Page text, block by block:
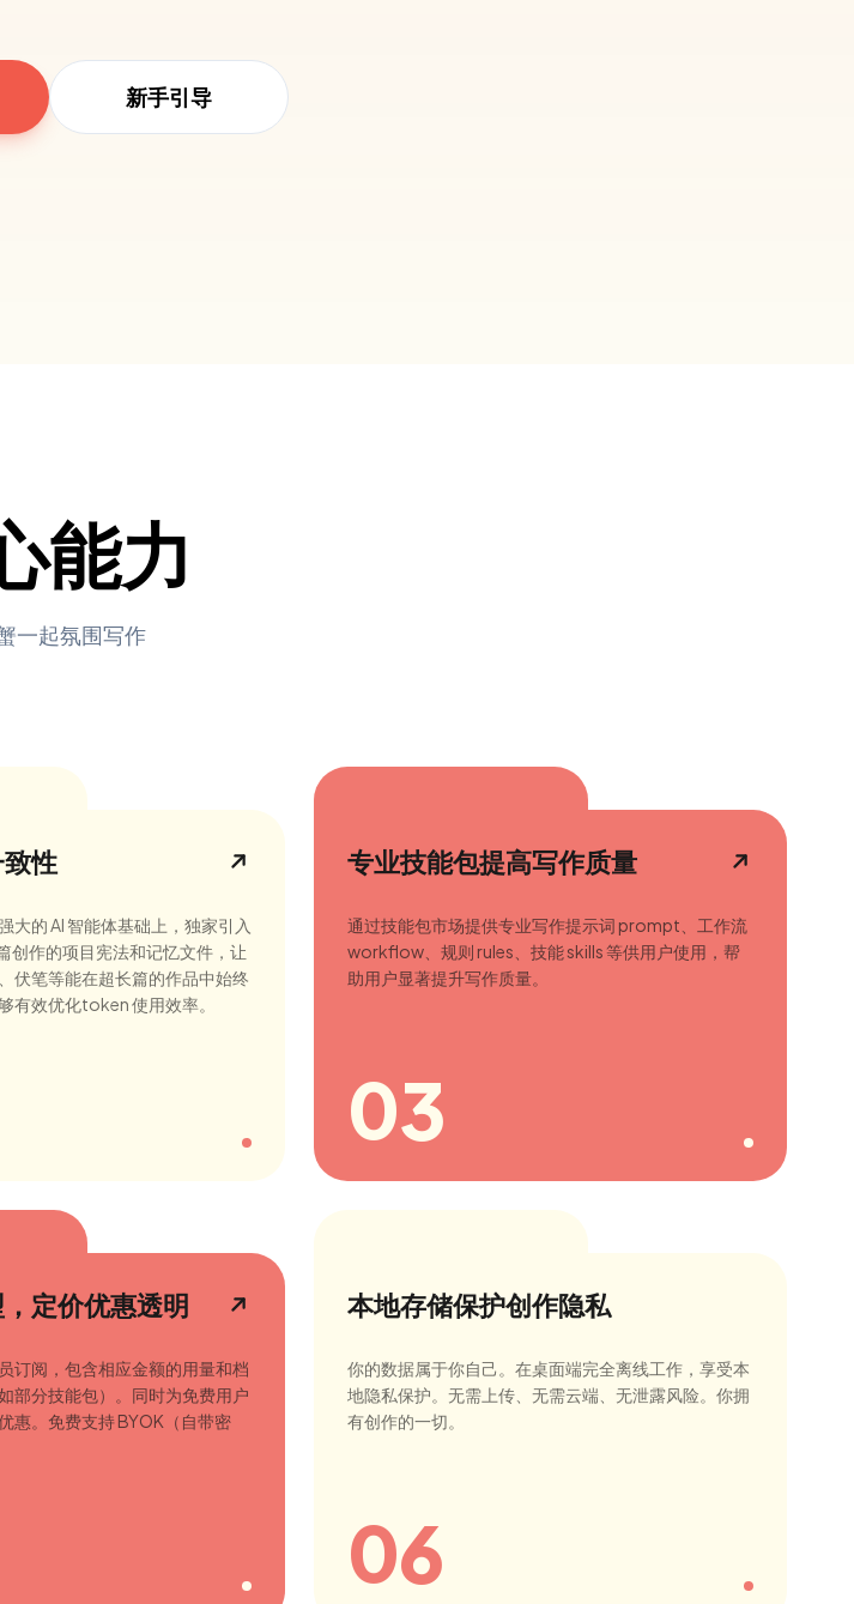
新手引导
能力
一起氛围写作
性
大的 AI 智能体基础上，独家引入
创作的项目宪法和记忆文件，让
伏笔等能在超长篇的作品中始终
有效优化token 使用效率。
专业技能包提高写作质量
通过技能包市场提供专业写作提示词 prompt、工作流
workflow、规则 rules、技能 skills 等供用户使用，帮
助用户显著提升写作质量。
03
定价优惠透明
订阅，包含相应金额的用量和档
部分技能包）。同时为免费用户
惠。免费支持 BYOK（自带密
本地存储保护创作隐私
你的数据属于你自己。在桌面端完全离线工作，享受本
地隐私保护。无需上传、无需云端、无泄露风险。你拥
有创作的一切。
06